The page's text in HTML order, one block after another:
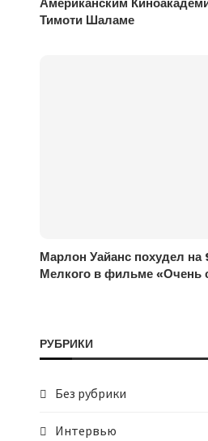
Американским
Тимоти Шаламе
Марлон Уайанс похудел на
Мелкого в фильме «Очень
РУБРИКИ
Без рубрики
Интервью